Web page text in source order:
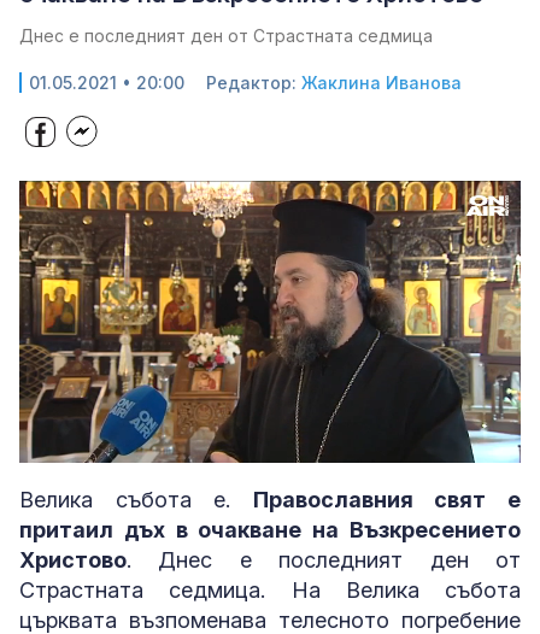
Днес е последният ден от Страстната седмица
01.05.2021 • 20:00 Редактор: Жаклина Иванова
Unmute Loaded
47.84%
Велика събота е. Православния свят е
притаил дъх в очакване на Възкресението
Христово. Днес е последният ден от
Страстната седмица. На Велика събота
църквата възпоменава телесното погребение